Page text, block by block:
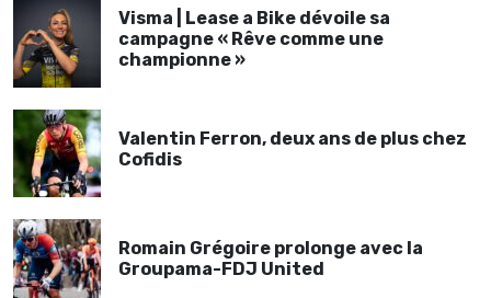
Visma | Lease a Bike dévoile sa
campagne « Rêve comme une
championne »
Valentin Ferron, deux ans de plus chez
Cofidis
Romain Grégoire prolonge avec la
Groupama-FDJ United